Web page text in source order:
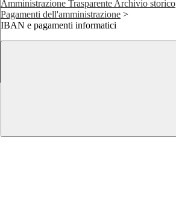
Amministrazione Trasparente Archivio storico
Pagamenti dell'amministrazione >
IBAN e pagamenti informatici